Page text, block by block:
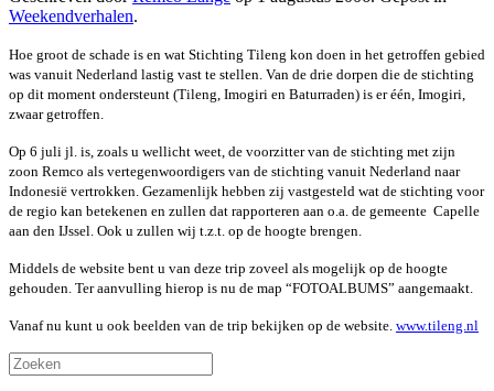
Weekendverhalen.
Hoe groot de schade is en wat Stichting Tileng kon doen in het getroffen gebied
was vanuit Nederland lastig vast te stellen. Van de drie dorpen die de stichting
op dit moment ondersteunt (Tileng, Imogiri en Baturraden) is er één, Imogiri,
zwaar getroffen.
Op 6 juli jl. is, zoals u wellicht weet, de voorzitter van de stichting met zijn
zoon Remco als vertegenwoordigers van de stichting vanuit Nederland naar
Indonesië vertrokken. Gezamenlijk hebben zij vastgesteld wat de stichting voor
de regio kan betekenen en zullen dat rapporteren aan o.a. de gemeente Capelle
aan den IJssel. Ook u zullen wij t.z.t. op de hoogte brengen.
Middels de website bent u van deze trip zoveel als mogelijk op de hoogte
gehouden. Ter aanvulling hierop is nu de map “FOTOALBUMS” aangemaakt.
Vanaf nu kunt u ook beelden van de trip bekijken op de website. www.tileng.nl